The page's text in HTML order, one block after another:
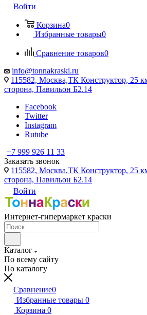
Войти
Корзина0
Избранные товары0
Сравнение товаров0
info@tonnakraski.ru
115582, Москва,ТК Конструктор,
сторона, Павильон Б2.14
Facebook
Twitter
Instagram
Rutube
+7 999 926 11 33
Заказать звонок
115582, Москва,ТК Конструктор,
сторона, Павильон Б2.14
Войти
Интернет-гипермаркет краски
Каталог
По всему сайту
По каталогу
Сравнение0
Избранные товары 0
Корзина 0